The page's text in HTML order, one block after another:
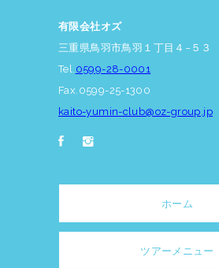
有限会社オズ
三重県鳥羽市鳥羽１丁目４−５３
Tel. 0599-28-0001
Fax.0599-25-1300
kaito-yumin-club@oz-group.jp
ホーム
ツアーメニュー